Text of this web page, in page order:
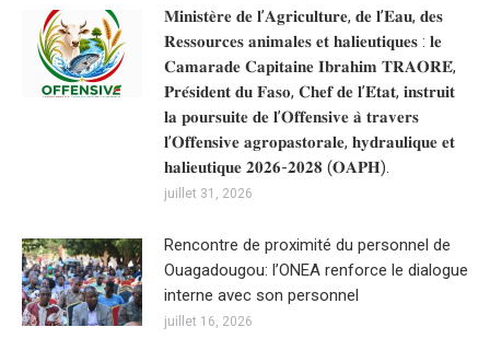
𝐌𝐢𝐧𝐢𝐬𝐭𝐞̀𝐫𝐞 𝐝𝐞 𝐥’𝐀𝐠𝐫𝐢𝐜𝐮𝐥𝐭𝐮𝐫𝐞, 𝐝𝐞 𝐥’𝐄𝐚𝐮, 𝐝𝐞𝐬
𝐑𝐞𝐬𝐬𝐨𝐮𝐫𝐜𝐞𝐬 𝐚𝐧𝐢𝐦𝐚𝐥𝐞𝐬 𝐞𝐭 𝐡𝐚𝐥𝐢𝐞𝐮𝐭𝐢𝐪𝐮𝐞𝐬 : 𝐥𝐞
𝐂𝐚𝐦𝐚𝐫𝐚𝐝𝐞 𝐂𝐚𝐩𝐢𝐭𝐚𝐢𝐧𝐞 𝐈𝐛𝐫𝐚𝐡𝐢𝐦 𝐓𝐑𝐀𝐎𝐑𝐄́,
𝐏𝐫𝐞́𝐬𝐢𝐝𝐞𝐧𝐭 𝐝𝐮 𝐅𝐚𝐬𝐨, 𝐂𝐡𝐞𝐟 𝐝𝐞 𝐥’𝐄́𝐭𝐚𝐭, 𝐢𝐧𝐬𝐭𝐫𝐮𝐢𝐭
𝐥𝐚 𝐩𝐨𝐮𝐫𝐬𝐮𝐢𝐭𝐞 𝐝𝐞 𝐥’𝐎𝐟𝐟𝐞𝐧𝐬𝐢𝐯𝐞 𝐚̀ 𝐭𝐫𝐚𝐯𝐞𝐫𝐬
𝐥’𝐎𝐟𝐟𝐞𝐧𝐬𝐢𝐯𝐞 𝐚𝐠𝐫𝐨𝐩𝐚𝐬𝐭𝐨𝐫𝐚𝐥𝐞, 𝐡𝐲𝐝𝐫𝐚𝐮𝐥𝐢𝐪𝐮𝐞 𝐞𝐭
𝐡𝐚𝐥𝐢𝐞𝐮𝐭𝐢𝐪𝐮𝐞 𝟐𝟎𝟐𝟔-𝟐𝟎𝟐𝟖 (𝐎𝐀𝐏𝐇).
juillet 31, 2026
Rencontre de proximité du personnel de
Ouagadougou: l’ONEA renforce le dialogue
interne avec son personnel
juillet 16, 2026